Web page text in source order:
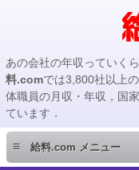
あの会社の年収っていく
料.comでは3,800社以上
体職員の月収・年収，国
ています．
≡ 給料.com メニュー